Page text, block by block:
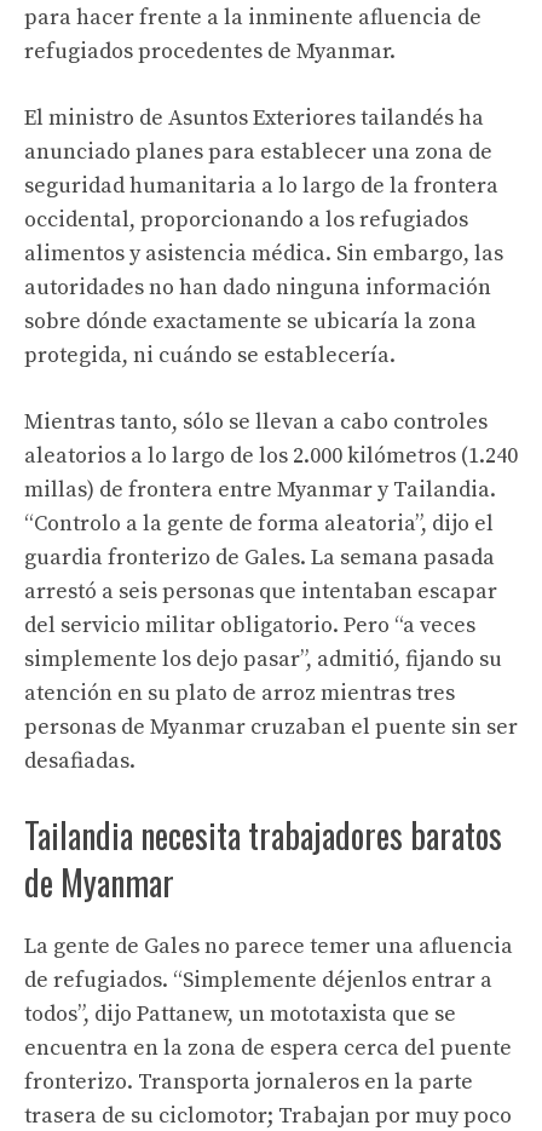
para hacer frente a la inminente afluencia de
refugiados procedentes de Myanmar.
El ministro de Asuntos Exteriores tailandés ha
anunciado planes para establecer una zona de
seguridad humanitaria a lo largo de la frontera
occidental, proporcionando a los refugiados
alimentos y asistencia médica. Sin embargo, las
autoridades no han dado ninguna información
sobre dónde exactamente se ubicaría la zona
protegida, ni cuándo se establecería.
Mientras tanto, sólo se llevan a cabo controles
aleatorios a lo largo de los 2.000 kilómetros (1.240
millas) de frontera entre Myanmar y Tailandia.
“Controlo a la gente de forma aleatoria”, dijo el
guardia fronterizo de Gales. La semana pasada
arrestó a seis personas que intentaban escapar
del servicio militar obligatorio. Pero “a veces
simplemente los dejo pasar”, admitió, fijando su
atención en su plato de arroz mientras tres
personas de Myanmar cruzaban el puente sin ser
desafiadas.
Tailandia necesita trabajadores baratos
de Myanmar
La gente de Gales no parece temer una afluencia
de refugiados. “Simplemente déjenlos entrar a
todos”, dijo Pattanew, un mototaxista que se
encuentra en la zona de espera cerca del puente
fronterizo. Transporta jornaleros en la parte
trasera de su ciclomotor; Trabajan por muy poco